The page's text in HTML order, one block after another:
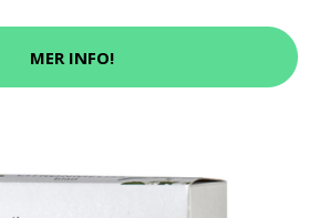
MER INFO!